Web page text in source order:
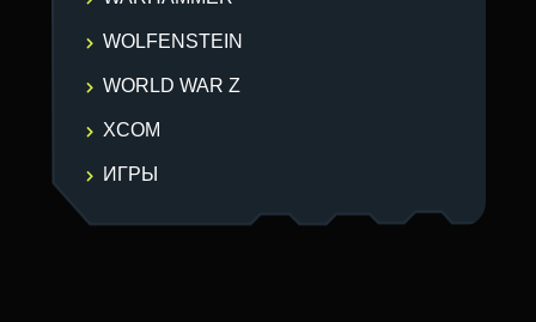
WOLFENSTEIN
WORLD WAR Z
XCOM
ИГРЫ